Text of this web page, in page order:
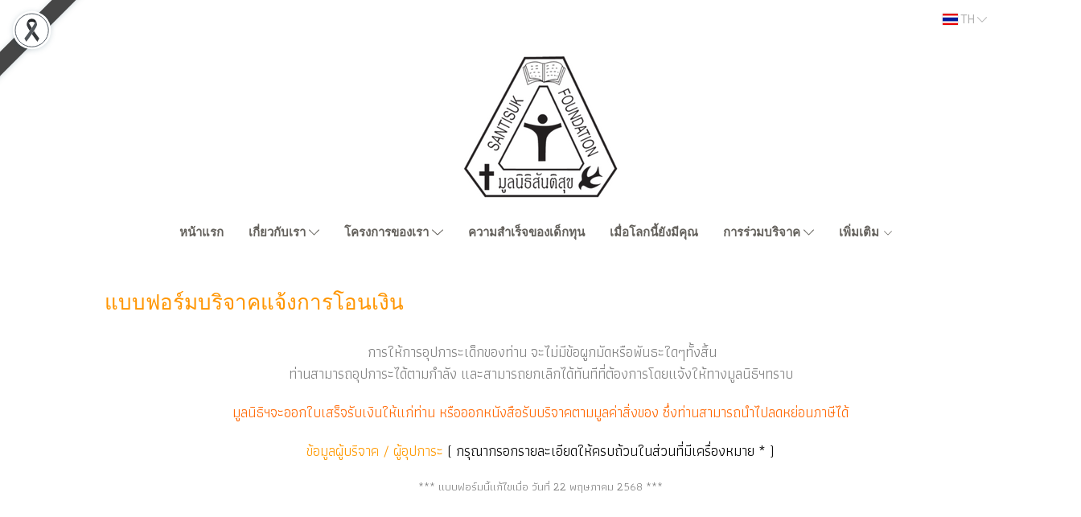
TH
หน้าแรก เกี่ยวกับเรา โครงการของเรา ความสำเร็จของเด็กทุน เมื่อโลกนี้ยังมีคุณ การร่วมบริจาค เพิ่มเติม
แบบฟอร์มบริจาคแจ้งการโอนเงิน
การให้การอุปการะเด็กของท่าน จะไม่มีข้อผูกมัดหรือพันธะใดๆทั้งสิ้น
ท่านสามารถอุปการะได้ตามกำลัง และสามารถยกเลิกได้ทันทีที่ต้องการโดยแจ้งให้ทางมูลนิธิฯทราบ
มูลนิธิฯจะออกใบเสร็จรับเงินให้แก่ท่าน หรือออกหนังสือรับบริจาคตามมูลค่าสิ่งของ ซึ่งท่านสามารถนำไปลดหย่อนภาษีได้
ข้อมูลผู้บริจาค / ผู้อุปการะ ( กรุณากรอกรายละเอียดให้ครบถ้วนในส่วนที่มีเครื่องหมาย * )
*** แบบฟอร์มนี้แก้ไขเมื่อ วันที่ 22 พฤษภาคม 2568 ***